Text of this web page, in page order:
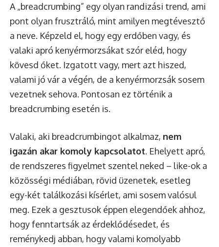
A „breadcrumbing” egy olyan randizási trend, ami
pont olyan frusztráló, mint amilyen megtévesztő
a neve. Képzeld el, hogy egy erdőben vagy, és
valaki apró kenyérmorzsákat szór eléd, hogy
kövesd őket. Izgatott vagy, mert azt hiszed,
valami jó vár a végén, de a kenyérmorzsák sosem
vezetnek sehova. Pontosan ez történik a
breadcrumbing esetén is.
Valaki, aki breadcrumbingot alkalmaz, nem
igazán akar komoly kapcsolatot. Ehelyett apró,
de rendszeres figyelmet szentel neked – like-ok a
közösségi médiában, rövid üzenetek, esetleg
egy-két találkozási kísérlet, ami sosem valósul
meg. Ezek a gesztusok éppen elegendőek ahhoz,
hogy fenntartsák az érdeklődésedet, és
reménykedj abban, hogy valami komolyabb